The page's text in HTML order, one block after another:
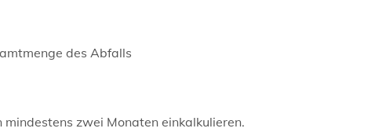
des Abfalls
zwei Monaten einkalkulieren.